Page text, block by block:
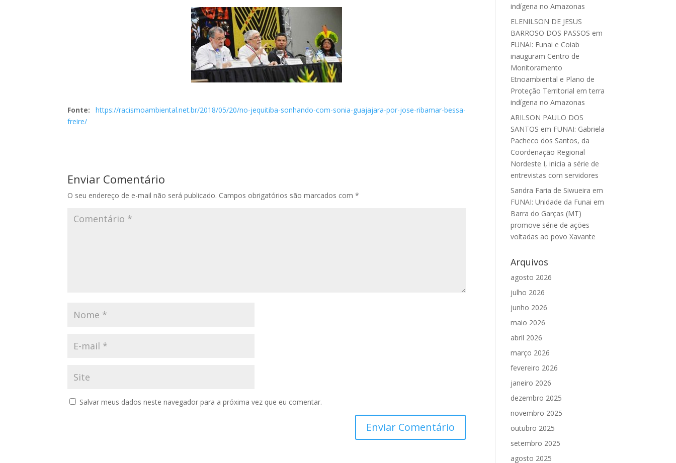
Fonte:
https://racismoambiental.net.br/2018/05/20/no-jequitiba-sonhando-com-sonia-guajajara-por-jose-ribamar-bessa-
freire/
Enviar Comentário
O seu endereço de e-mail não será publicado. Campos obrigatórios são marcados com*
Salvar meus dados neste navegador para a próxima vez que eu comentar.
indígena no Amazonas
ELENILSON DE JESUS
BARROSO DOS PASSOS em
FUNAI: Funai e Coiab
inauguram Centro de
Monitoramento
Etnoambiental e Plano de
Proteção Territorial em terra
indígena no Amazonas
ARILSON PAULO DOS
SANTOS em FUNAI: Gabriela
Pacheco dos Santos, da
Coordenação Regional
Nordeste I, inicia a série de
entrevistas com servidores
Sandra Faria de Siwueira em
FUNAI: Unidade da Funai em
Barra do Garças (MT)
promove série de ações
voltadas ao povo Xavante
Arquivos
agosto 2026
julho 2026
junho 2026
maio 2026
abril 2026
março 2026
fevereiro 2026
janeiro 2026
dezembro 2025
novembro 2025
outubro 2025
setembro 2025
agosto 2025